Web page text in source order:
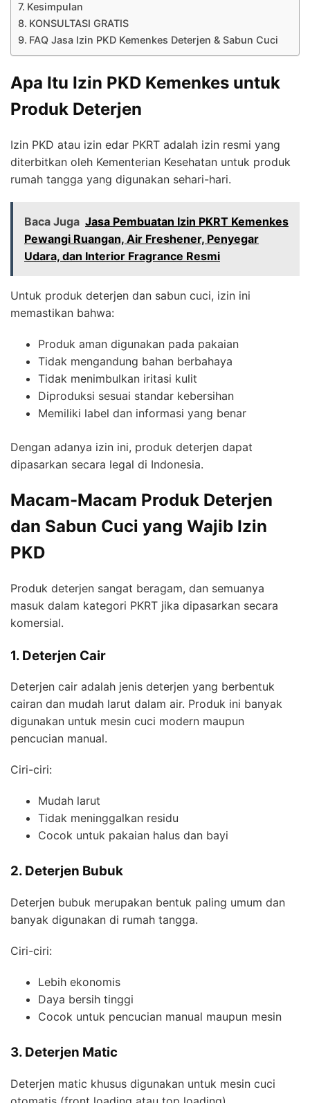
Kesimpulan
KONSULTASI GRATIS
FAQ Jasa Izin PKD Kemenkes Deterjen & Sabun Cuci
Apa Itu Izin PKD Kemenkes untuk
Produk Deterjen
Izin PKD atau izin edar PKRT adalah izin resmi yang
diterbitkan oleh Kementerian Kesehatan untuk produk
rumah tangga yang digunakan sehari-hari.
Baca Juga Jasa Pembuatan Izin PKRT Kemenkes
Pewangi Ruangan, Air Freshener, Penyegar
Udara, dan Interior Fragrance Resmi
Untuk produk deterjen dan sabun cuci, izin ini
memastikan bahwa:
Produk aman digunakan pada pakaian
Tidak mengandung bahan berbahaya
Tidak menimbulkan iritasi kulit
Diproduksi sesuai standar kebersihan
Memiliki label dan informasi yang benar
Dengan adanya izin ini, produk deterjen dapat
dipasarkan secara legal di Indonesia.
Macam-Macam Produk Deterjen
dan Sabun Cuci yang Wajib Izin
PKD
Produk deterjen sangat beragam, dan semuanya
masuk dalam kategori PKRT jika dipasarkan secara
komersial.
1. Deterjen Cair
Deterjen cair adalah jenis deterjen yang berbentuk
cairan dan mudah larut dalam air. Produk ini banyak
digunakan untuk mesin cuci modern maupun
pencucian manual.
Ciri-ciri:
Mudah larut
Tidak meninggalkan residu
Cocok untuk pakaian halus dan bayi
2. Deterjen Bubuk
Deterjen bubuk merupakan bentuk paling umum dan
banyak digunakan di rumah tangga.
Ciri-ciri:
Lebih ekonomis
Daya bersih tinggi
Cocok untuk pencucian manual maupun mesin
3. Deterjen Matic
Deterjen matic khusus digunakan untuk mesin cuci